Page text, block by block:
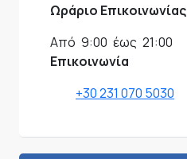
Ωράριο Επικοινωνίας
Από 9:00 έως 21:00
Επικοινωνία
+30 231 070 5030